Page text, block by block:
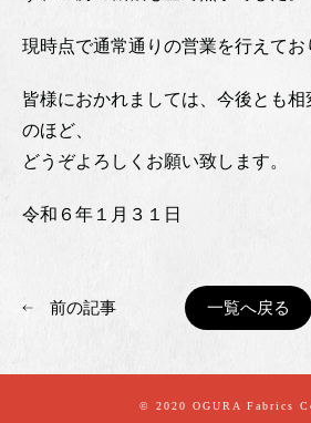
現時点で通常通りの営業を行えてお
皆様におかれましては、今後とも
のほど、
どうぞよろしくお願い致します。
令和６年１月３１日
前の記事 一覧へ戻る
© 2020 OGURA Fabrics